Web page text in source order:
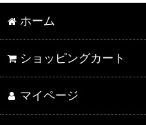
ホーム
ショッピングカート
マイページ